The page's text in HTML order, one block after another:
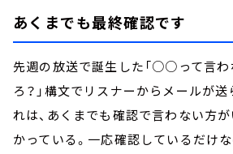
あくまでも最終確認です
先週の放送で誕生した「○○って言わ
ろ？」構文でリスナーからメールが
れは、あくまでも確認で言わない方
かっている。一応確認しているだけな